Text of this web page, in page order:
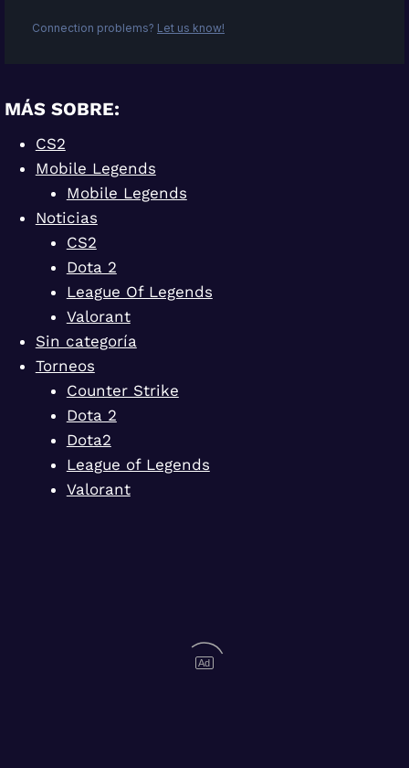
MÁS SOBRE:
CS2
Mobile Legends
Mobile Legends
Noticias
CS2
Dota 2
League Of Legends
Valorant
Sin categoría
Torneos
Counter Strike
Dota 2
Dota2
League of Legends
Valorant
Ad